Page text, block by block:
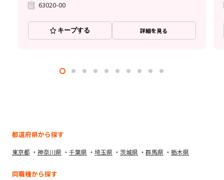
63020-00
キープする 詳細を見る
都道府県から探す
東京都 神奈川県 千葉県 埼玉県 茨城県 群馬県 栃木県
同職種から探す